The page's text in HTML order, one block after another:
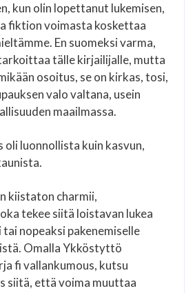
kun olin lopettanut lukemisen,
fiktion voimasta koskettaa
En suomeksi varma,
tälle kirjailijalle, mutta
osoitus, se on kirkas, tosi,
valo valtana, usein
maailmassa.
oli luonnollista kuin kasvun,
kiistaton charmii,
tekee siitä loistavan lukea
nopeaksi pakenemiselle
Omalla Ykköstyttö
fi vallankumous, kutsu
siitä, että voima muuttaa